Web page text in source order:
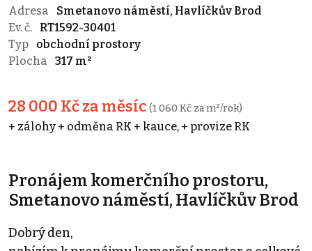
Adresa
Smetanovo náměstí, Havlíčkův Brod
Ev. č.
RT1592-30401
Typ
obchodní prostory
Plocha
317 m²
28 000 Kč za měsíc (1 060 Kč za m²/rok)
+ zálohy + odměna RK + kauce, + provize RK
Pronájem komerčního prostoru,
Smetanovo náměstí, Havlíčkův Brod
Dobrý den,